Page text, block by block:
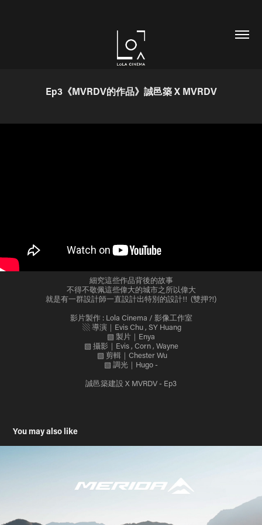
Ep3《MVRDV的作品》誠邑築 X MVRDV
細究這些作品背後的故事
不得不敬佩這些偉大的城市之所以偉大
就是有一群設計師一直設計出特別的設計!! (雙押?!)
影片製作 : Lola Cinema / 影像工作室
▧ 導演｜Evis Chu , SY Huang
▧ 製片｜Enya
▧ 攝影｜Evis , Corn , Wayne
▧ 剪輯｜Chester Wu
▧ 調光｜Hugo -
誠邑築建設 X MVRDV - Ep3
You may also like